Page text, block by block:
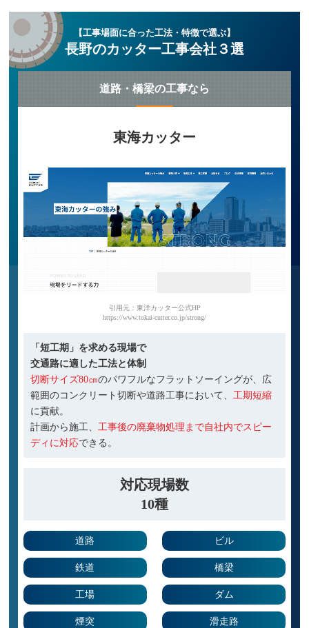
【工事場面に合った工法・特徴で選ぶ】
長野のカッター工事会社３選
道路・橋梁の工事なら
東海カッター
引用元：東洋カッター公式HP
https://www.tokai-cutter.co.jp/strong/
「短工期」を求める現場で
交通路に適した工法と体制
切断サイズ80㎝のパワフルなフラットソーイングが、広
範囲のコンクリート切断や道路工事において、 工期短縮
に貢献。
計画から施工、 工事後の廃棄物処理まで自社内でスピー
ディに対応できる。
対応現場数
10種
道路 ビル
鉄道 橋梁
工場 ダム
煙突 滑走路